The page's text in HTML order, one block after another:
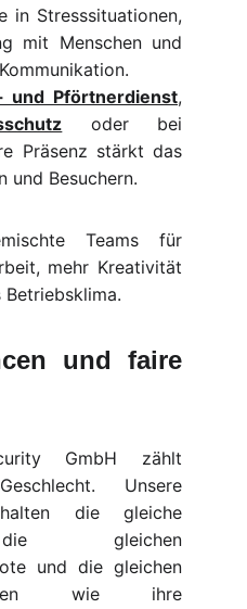
in Stresssituationen,
mit Menschen und
und Pförtnerdienst,
oder bei
Präsenz stärkt das
und Besuchern.
Teams für
mehr Kreativität
und faire
GmbH zählt
Unsere
die gleiche
gleichen
und die gleichen
wie ihre